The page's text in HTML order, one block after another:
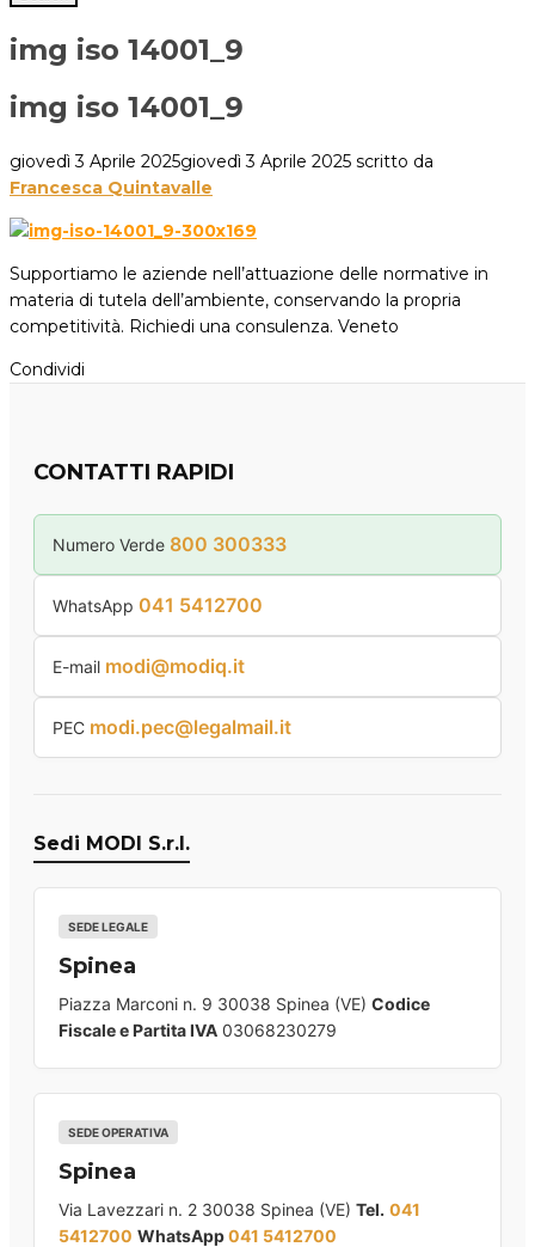
img iso 14001_9
img iso 14001_9
giovedì 3 Aprile 2025giovedì 3 Aprile 2025 scritto da
Francesca Quintavalle
Supportiamo le aziende nell’attuazione delle normative in
materia di tutela dell’ambiente, conservando la propria
competitività. Richiedi una consulenza. Veneto
Condividi
CONTATTI RAPIDI
Numero Verde 800 300333
WhatsApp 041 5412700
E-mail modi@modiq.it
PEC modi.pec@legalmail.it
Sedi MODI S.r.l.
SEDE LEGALE
Spinea
Piazza Marconi n. 9 30038 Spinea (VE) Codice
Fiscale e Partita IVA 03068230279
SEDE OPERATIVA
Spinea
Via Lavezzari n. 2 30038 Spinea (VE) Tel. 041
5412700 WhatsApp041 5412700